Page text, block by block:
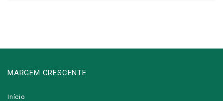
MARGEM CRESCENTE
Início